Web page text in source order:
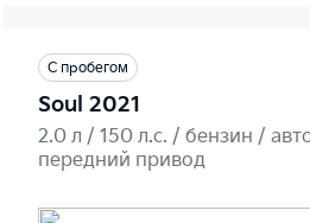
С пробегом
Soul 2021
2.0 л / 150 л.c. / бензин /
передний привод